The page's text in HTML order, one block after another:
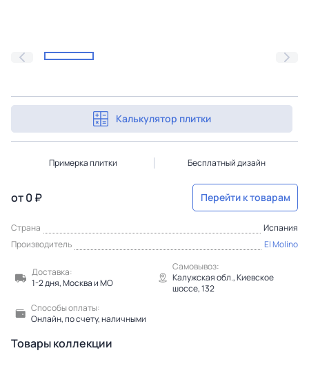
Калькулятор плитки
Примерка плитки Бесплатный дизайн
от 0 ₽ Перейти к товарам
Страна
Испания
Производитель
El Molino
Доставка:
1-2 дня, Москва и МО
Самовывоз:
Калужская обл., Киевское
шоссе, 132
Способы оплаты:
Онлайн, по счету, наличными
Товары коллекции